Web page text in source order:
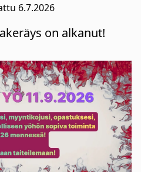
ja nuoret
6.7.2026
on alkanut!